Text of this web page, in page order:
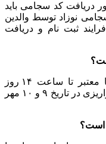
دریافت کد سجامی باید
نوزاد توسط والدین
ثبت نام و دریافت
برای تمام سهامدارانی که شماره شبا معتبر تا ساعت ۱۴ روز
سه‌شنبه (۸ مهر ماه ۱۴۰۴) اعلام کردند واریزی در تاریخ ۹ و ۱۰ مهر